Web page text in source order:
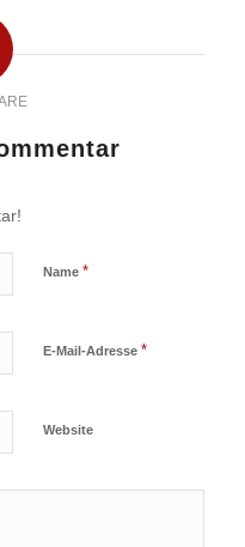
Name *
E-Mail-Adresse *
Website